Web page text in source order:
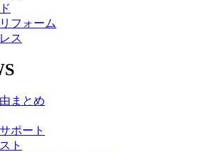
フォーム
ス
まとめ
ポート
ト